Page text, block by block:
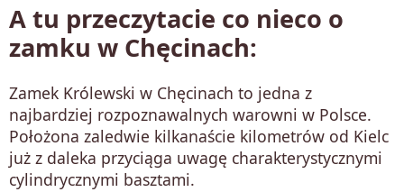
A tu przeczytacie co nieco o
zamku w Chęcinach:
Zamek Królewski w Chęcinach to jedna z
najbardziej rozpoznawalnych warowni w Polsce.
Położona zaledwie kilkanaście kilometrów od Kielc
już z daleka przyciąga uwagę charakterystycznymi
cylindrycznymi basztami.